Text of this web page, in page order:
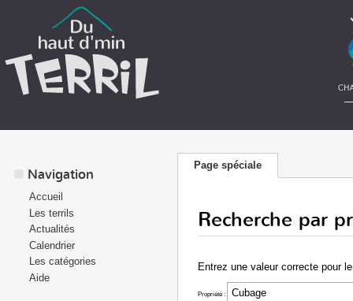
Page spéciale
Recherche par
Entrez une valeur correcte pour
Propriété :
Navigation
Accueil
Les terrils
Actualités
Calendrier
Les catégories
Aide